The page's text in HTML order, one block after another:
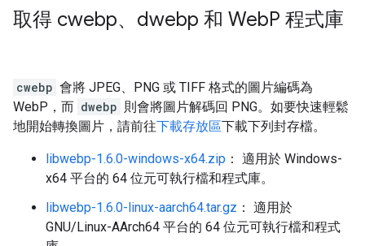
取得 cwebp、dwebp 和 WebP 程式庫
cwebp 會將 JPEG、PNG 或 TIFF 格式的圖片編碼為
WebP，而 dwebp 則會將圖片解碼回 PNG。如要快速輕鬆
地開始轉換圖片，請前往下載存放區下載下列封存檔。
libwebp-1.6.0-windows-x64.zip ： 適用於 Windows-
x64 平台的 64 位元可執行檔和程式庫。
libwebp-1.6.0-linux-aarch64.tar.gz ： 適用於
GNU/Linux-AArch64 平台的 64 位元可執行檔和程式